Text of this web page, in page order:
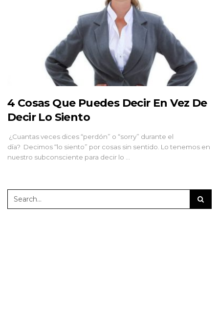
4 Cosas Que Puedes Decir En Vez De
Decir Lo Siento
¿Cuantas veces dices “perdón” o “sorry” durante el
día? Decimos “lo siento” por cosas sin sentido. Lo tenemos en
nuestro subconsciente para decir lo …